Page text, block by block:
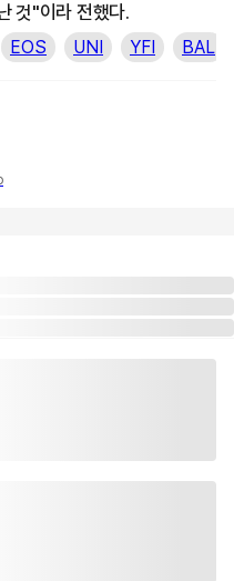
것"이라 전했다.
EOS UNI YFI BAL